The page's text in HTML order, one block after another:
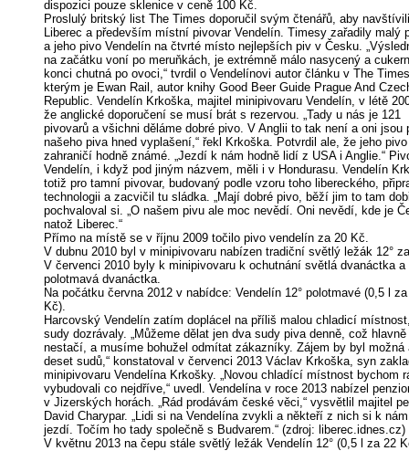
dispozici pouze sklenice v ceně 100 Kč.
Proslulý britský list The Times doporučil svým čtenářů, aby navštívili
Liberec a především místní pivovar Vendelín. Timesy zařadily malý
a jeho pivo Vendelín na čtvrté místo nejlepších piv v Česku.
na začátku voní po meruňkách, je extrémně málo nasycený a
konci chutná po ovoci,“ tvrdil o Vendelínovi autor článku v The
kterým je Ewan Rail, autor knihy Good Beer Guide Prague And
Republic. Vendelín Krkoška, majitel minipivovaru Vendelín, v létě
že anglické doporučení se musí brát s rezervou. „Tady u nás je 121
pivovarů a všichni děláme dobré pivo. V Anglii to tak není a oni jsou
našeho piva hned vyplašení,“ řekl Krkoška. Potvrdil ale, že jeho
zahraničí hodně známé. „Jezdí k nám hodně lidí z USA i Anglie.“
Vendelín, i když pod jiným názvem, měli i v Hondurasu. Vendelín
totiž pro tamní pivovar, budovaný podle vzoru toho libereckého,
technologii a zacvičil tu sládka. „Mají dobré pivo, běží jim to tam
pochvaloval si. „O našem pivu ale moc nevědí. Oni nevědí, kde je
natož Liberec.“
Přímo na místě se v říjnu 2009 točilo pivo vendelín za 20 Kč.
V dubnu 2010 byl v minipivovaru nabízen tradiční světlý ležák 12°
V červenci 2010 byly k minipivovaru k ochutnání světlá dvanáctka a
polotmavá dvanáctka.
Na počátku června 2012 v nabídce: Vendelín 12° polotmavé (0,5 l
Kč).
Harcovský Vendelín zatím doplácel na příliš malou chladicí
sudy dozrávaly. „Můžeme dělat jen dva sudy piva denně, což
nestačí, a musíme bohužel odmítat zákazníky. Zájem by byl možná
deset sudů,“ konstatoval v červenci 2013 Václav Krkoška, syn
minipivovaru Vendelína Krkošky. „Novou chladící místnost bychom
vybudovali co nejdříve,“ uvedl. Vendelína v roce 2013 nabízel
v Jizerských horách. „Rád prodávám české věci,“ vysvětlil majitel
David Charypar. „Lidi si na Vendelína zvykli a někteří z nich si k
jezdí. Točím ho tady společně s Budvarem.“ (zdroj: liberec.idnes.cz)
V květnu 2013 na čepu stále světlý ležák Vendelín 12° (0,5 l za 22